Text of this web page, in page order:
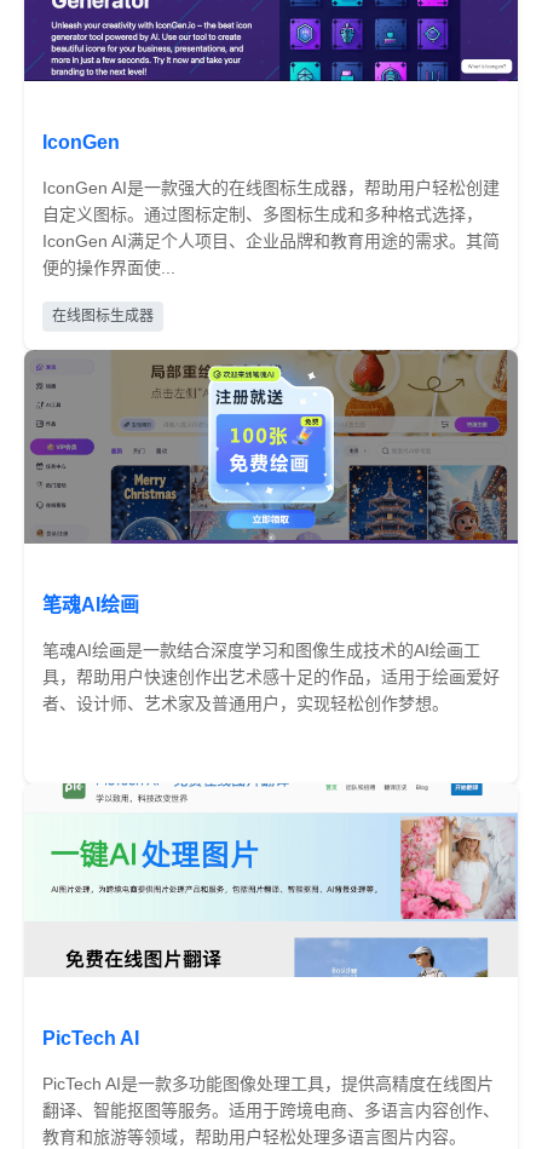
IconGen
IconGen AI是一款强大的在线图标生成器，帮助用户轻松创建
自定义图标。通过图标定制、多图标生成和多种格式选择，
IconGen AI满足个人项目、企业品牌和教育用途的需求。其简
便的操作界面使...
在线图标生成器
笔魂AI绘画
笔魂AI绘画是一款结合深度学习和图像生成技术的AI绘画工
具，帮助用户快速创作出艺术感十足的作品，适用于绘画爱好
者、设计师、艺术家及普通用户，实现轻松创作梦想。
PicTech AI
PicTech AI是一款多功能图像处理工具，提供高精度在线图片
翻译、智能抠图等服务。适用于跨境电商、多语言内容创作、
教育和旅游等领域，帮助用户轻松处理多语言图片内容。